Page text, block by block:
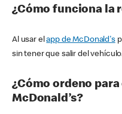
¿Cómo funciona la
Al usar elapp de McDonald's
sin tener que salir del
¿Cómo ordeno
McDonald’s?